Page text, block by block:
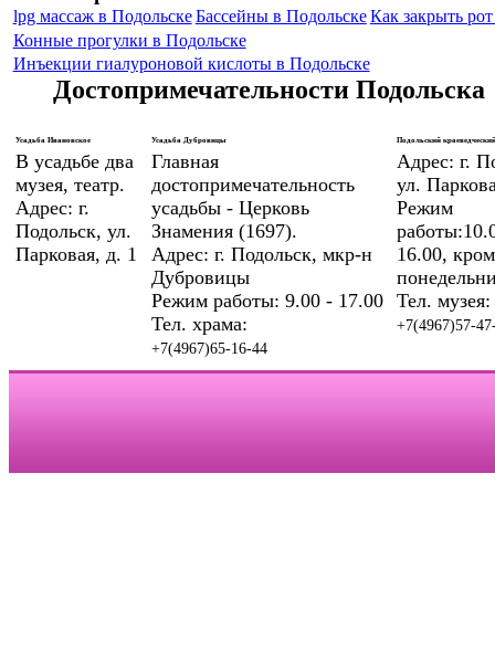
lpg массаж в Подольске Бассейны в ПодольскеКак закрыть
Конные прогулки в Подольске
Инъекции гиалуроновой кислоты в Подольске
Достопримечательности Подольска
Усадьба Ивановское
В усадьбе два
музея, театр.
Адрес: г.
Подольск, ул.
Парковая, д. 1
Усадьба Дубровицы
Главная
достопримечательность
усадьбы - Церковь
Знамения (1697).
Адрес: г. Подольск, мкр-н
Дубровицы
Режим работы: 9.00 - 17.00
Тел. храма:
+7(4967)65-16-44
Подольский
Адрес: г.
ул.
Режим
16.00,
Тел. музея:
+7(4967)57-